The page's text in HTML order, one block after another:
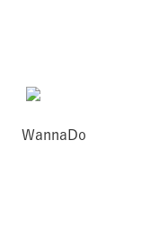
WannaDo